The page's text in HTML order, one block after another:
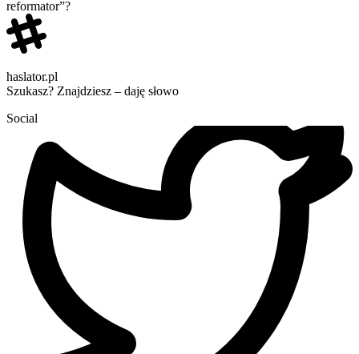
reformator”?
haslator.pl
Szukasz? Znajdziesz – daję słowo
Social